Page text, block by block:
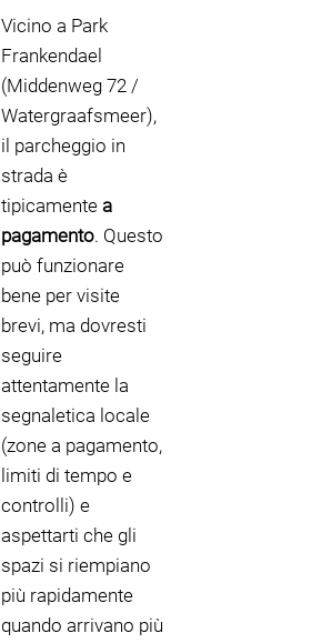
Vicino a Park
Frankendael
(Middenweg 72 /
Watergraafsmeer),
il parcheggio in
strada è
tipicamente a
pagamento. Questo
può funzionare
bene per visite
brevi, ma dovresti
seguire
attentamente la
segnaletica locale
(zone a pagamento,
limiti di tempo e
controlli) e
aspettarti che gli
spazi si riempiano
più rapidamente
quando arrivano più